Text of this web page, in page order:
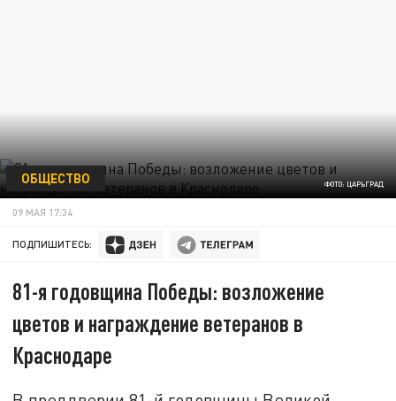
ФОТО: ЦАРЬГРАД
ОБЩЕСТВО
09 МАЯ 17:34
ПОДПИШИТЕСЬ:
81-я годовщина Победы: возложение
цветов и награждение ветеранов в
Краснодаре